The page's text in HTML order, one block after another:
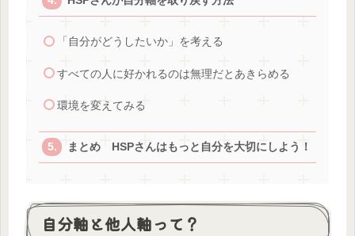
「自分がどうしたいか」を考える
すべての人に好かれるのは無理だとあきらめる
環境を変えてみる
まとめ HSPさんはもっと自分を大切にしよう！
自分軸と他人軸って？